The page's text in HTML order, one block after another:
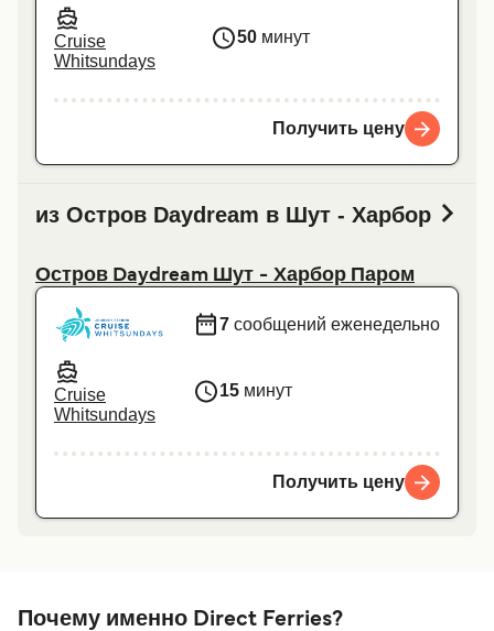
Cruise
Whitsundays
50 минут
Получить цену
из Остров Daydream в Шут - Харбор
Остров Daydream Шут - Харбор Паром
Cruise
Whitsundays
7 сообщений еженедельно
15 минут
Получить цену
Почему именно Direct Ferries?